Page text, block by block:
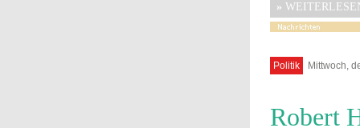
»
Politik Mittwoch,
Robert